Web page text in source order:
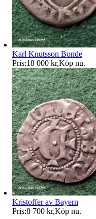
Karl Knutsson Bonde
Pris:18 000 kr,Köp nu.
Kristoffer av Bayern
Pris:8 700 kr,Köp nu.